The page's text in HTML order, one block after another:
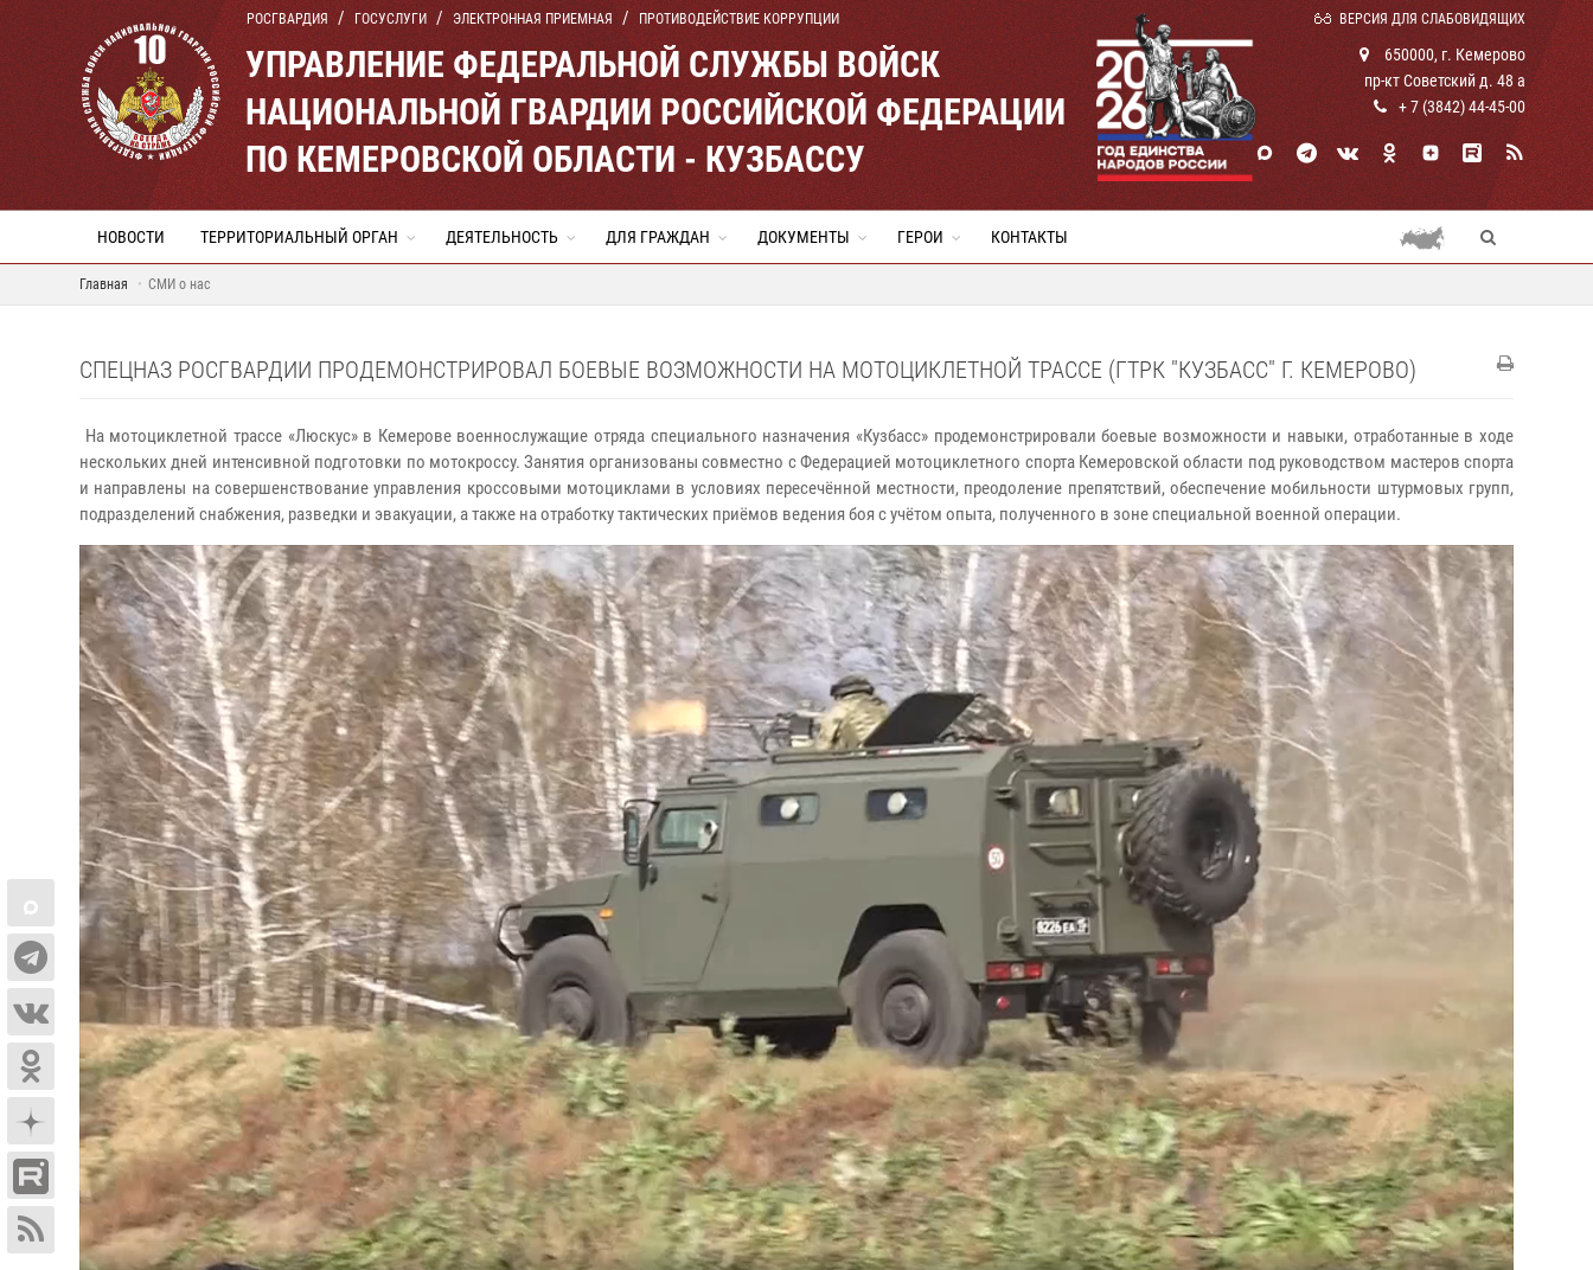
РОСГВАРДИЯ ГОСУСЛУГИ ЭЛЕКТРОННАЯ ПРИЕМНАЯ ПРОТИВОДЕЙСТВИЕ КОРРУПЦИИ ВЕРСИЯ ДЛЯ СЛАБОВИДЯЩИХ
УПРАВЛЕНИЕ ФЕДЕРАЛЬНОЙ СЛУЖБЫ ВОЙСК
НАЦИОНАЛЬНОЙ ГВАРДИИ РОССИЙСКОЙ ФЕДЕРАЦИИ
ПО КЕМЕРОВСКОЙ ОБЛАСТИ - КУЗБАССУ
650000, г. Кемерово
пр-кт Советский д. 48 а
+ 7 (3842) 44-45-00
НОВОСТИ ТЕРРИТОРИАЛЬНЫЙ ОРГАН ДЕЯТЕЛЬНОСТЬ ДЛЯ ГРАЖДАН ДОКУМЕНТЫ ГЕРОИ КОНТАКТЫ
Главная СМИ о нас
СПЕЦНАЗ РОСГВАРДИИ ПРОДЕМОНСТРИРОВАЛ БОЕВЫЕ ВОЗМОЖНОСТИ НА МОТОЦИКЛЕТНОЙ ТРАССЕ (ГТРК "КУЗБАСС" Г. КЕМЕРОВО)
На мотоциклетной трассе «Люскус» в Кемерове военнослужащие отряда специального назначения «Кузбасс» продемонстрировали боевые возможности и навыки, отработанные в ходе
нескольких дней интенсивной подготовки по мотокроссу. Занятия организованы совместно с Федерацией мотоциклетного спорта Кемеровской области под руководством мастеров спорта
и направлены на совершенствование управления кроссовыми мотоциклами в условиях пересечённой местности, преодоление препятствий, обеспечение мобильности штурмовых групп,
подразделений снабжения, разведки и эвакуации, а также на отработку тактических приёмов ведения боя с учётом опыта, полученного в зоне специальной военной операции.